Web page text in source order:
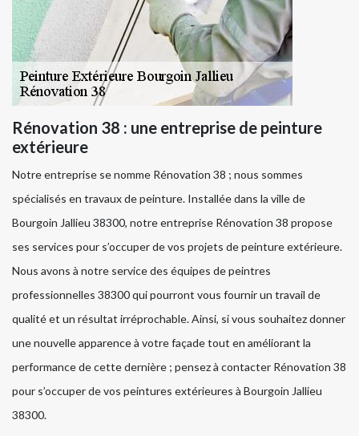
Rénovation 38 : une entreprise de peinture
extérieure
Notre entreprise se nomme Rénovation 38 ; nous sommes
spécialisés en travaux de peinture. Installée dans la ville de
Bourgoin Jallieu 38300, notre entreprise Rénovation 38 propose
ses services pour s’occuper de vos projets de peinture extérieure.
Nous avons à notre service des équipes de peintres
professionnelles 38300 qui pourront vous fournir un travail de
qualité et un résultat irréprochable. Ainsi, si vous souhaitez donner
une nouvelle apparence à votre façade tout en améliorant la
performance de cette dernière ; pensez à contacter Rénovation 38
pour s’occuper de vos peintures extérieures à Bourgoin Jallieu
38300.